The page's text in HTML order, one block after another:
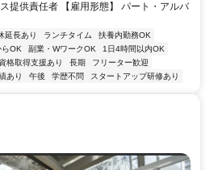
提供責任者 【雇用形態】 パート・アルバ
延長あり ランチタイム
扶養内勤務OK
OK 副業・WワークOK
1日4時間以内OK
資格取得支援あり 長期
フリーター歓迎
あり 午後 学歴不問 スタートアップ研修あり